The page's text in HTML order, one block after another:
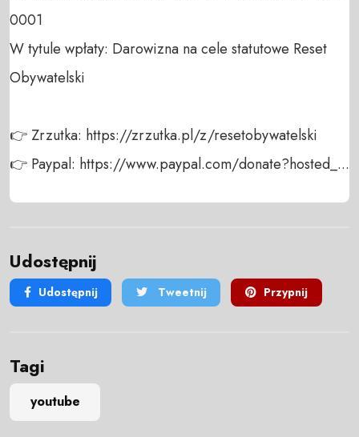
0001
W tytule wpłaty: Darowizna na cele statutowe Reset
Obywatelski
👉 Zrzutka: https://zrzutka.pl/z/resetobywatelski
👉 Paypal: https://www.paypal.com/donate?hosted_...
Udostępnij
Udostępnij Tweetnij Przypnij
Tagi
youtube